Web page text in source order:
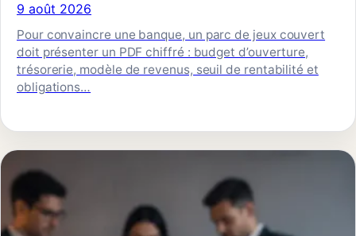
9 août 2026
Pour convaincre une banque, un parc de jeux couvert
doit présenter un PDF chiffré : budget d’ouverture,
trésorerie, modèle de revenus, seuil de rentabilité et
obligations…